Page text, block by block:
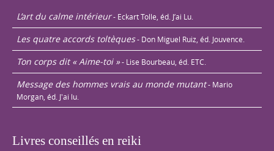
L’art du calme intérieur- Eckart Tolle, éd. J’ai Lu.
Les quatre accords toltèques- Don Miguel Ruiz, éd. Jouvence.
Ton corps dit « Aime-toi »- Lise Bourbeau, éd. ETC.
Message des hommes vrais au monde mutant- Mario
Morgan, éd. J'ai lu.
Livres conseillés en reiki